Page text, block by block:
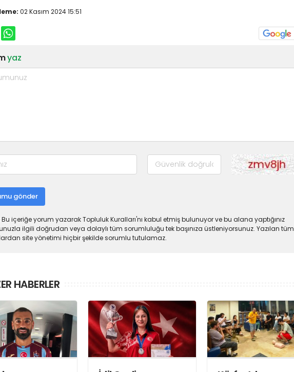
02 Kasım 2024 15:51
yaz
gönder
Bu içeriğe yorum yazarak Topluluk Kuralları'nı kabul etmiş bulunuyor ve bu alana yaptığınız
ilgili doğrudan veya dolaylı tüm sorumluluğu tek başınıza üstleniyorsunuz. Yazılan tüm
site yönetimi hiçbir şekilde sorumlu tutulamaz.
HABERLER